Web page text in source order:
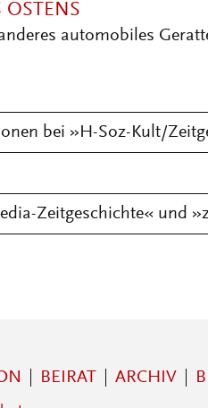
OSTENS
automobiles
bei »H-Soz-Kult/
Zeitgeschichte« und
BEIRAT ARCHIV